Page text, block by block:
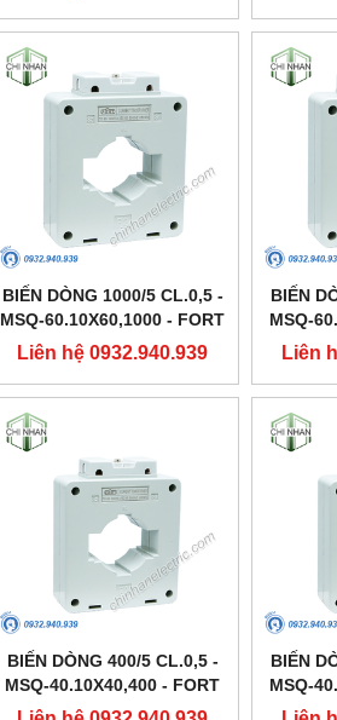
BIẾN DÒNG 1000/5 CL.0,5 -
MSQ-60.10X60,1000 - FORT
Liên hệ 0932.940.939
BIẾN
MSQ-
Liên
BIẾN DÒNG 400/5 CL.0,5 -
MSQ-40.10X40,400 - FORT
BIẾN
MSQ-